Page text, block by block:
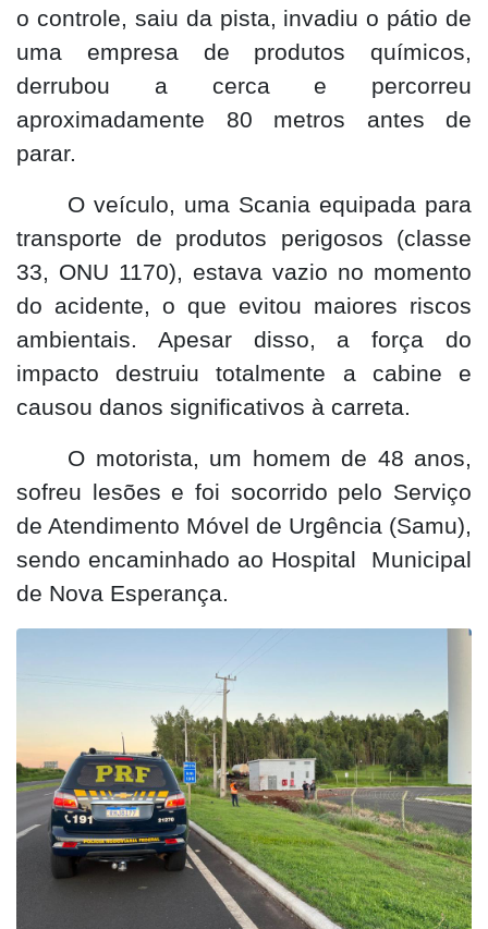
o controle, saiu da pista, invadiu o pátio de
uma empresa de produtos químicos,
derrubou a cerca e percorreu
aproximadamente 80 metros antes de
parar.
O veículo, uma Scania equipada para
transporte de produtos perigosos (classe
33, ONU 1170), estava vazio no momento
do acidente, o que evitou maiores riscos
ambientais. Apesar disso, a força do
impacto destruiu totalmente a cabine e
causou danos significativos à carreta.
O motorista, um homem de 48 anos,
sofreu lesões e foi socorrido pelo Serviço
de Atendimento Móvel de Urgência (Samu),
sendo encaminhado ao Hospital
Municipal
de Nova Esperança.